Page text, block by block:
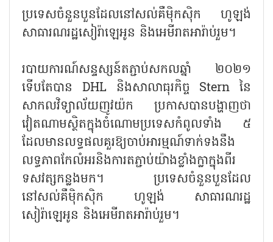
ប្រទេសចំនួនបួនដែលនៅសល់គឺម៉ិកស៊ិក ហូឡង់
សាធារណរដ្ឋសៀរ៉ាឡេអូន និងអេមីរាតអារ៉ាប់រួម។
របាយការណ៍សន្ទស្សន៍តភ្ជាប់សកលឆ្នាំ ២០២១
ទើបតែបាន DHL និងសាលាធុរកិច្ច Stern នៃ
សាកលវិទ្យាល័យញូវយ៉ក ប្រកាសបានបង្ហាញថា
វៀតណាមស្ថិតក្នុងចំណោមប្រទេសកំពូលទាំង ៥
ដែលមានលទ្ធផលគួរឱ្យចាប់អារម្មណ៍ទាក់ទងនឹង
លទ្ធភាពកែលំអរនិងការតភ្ជាប់យ៉ាងខ្លាំងក្លាក្នុងពីរ
ទសវត្សកន្លងមក។ ប្រទេសចំនួនបួនដែល
នៅសល់គឺម៉ិកស៊ិក ហូឡង់ សាធារណរដ្ឋ
សៀរ៉ាឡេអូន និងអេមីរាតអារ៉ាប់រួម។